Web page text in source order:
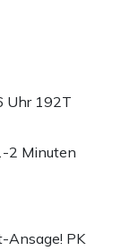
Uhr 192T
2 Minuten
Ansage! PK